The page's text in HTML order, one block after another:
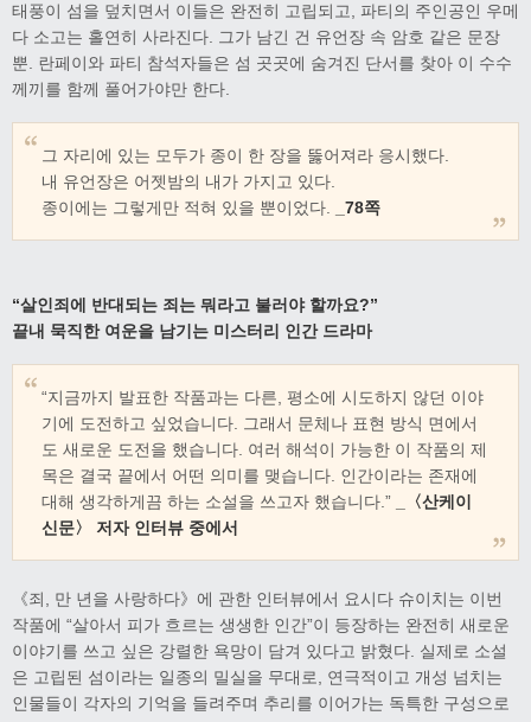
태풍이 섬을 덮치면서 이들은 완전히 고립되고, 파티의 주인공인 우메
다 소고는 홀연히 사라진다. 그가 남긴 건 유언장 속 암호 같은 문장
뿐. 란페이와 파티 참석자들은 섬 곳곳에 숨겨진 단서를 찾아 이 수수
께끼를 함께 풀어가야만 한다.
그 자리에 있는 모두가 종이 한 장을 뚫어져라 응시했다.
내 유언장은 어젯밤의 내가 가지고 있다.
종이에는 그렇게만 적혀 있을 뿐이었다.
_78쪽
“살인죄에 반대되는 죄는 뭐라고 불러야 할까요?”
끝내 묵직한 여운을 남기는 미스터리 인간 드라마
“지금까지 발표한 작품과는 다른, 평소에 시도하지 않던 이야
기에 도전하고 싶었습니다. 그래서 문체나 표현 방식 면에서
도 새로운 도전을 했습니다. 여러 해석이 가능한 이 작품의 제
목은 결국 끝에서 어떤 의미를 맺습니다. 인간이라는 존재에
대해 생각하게끔 하는 소설을 쓰고자 했습니다.” _〈산케이
신문〉 저자 인터뷰 중에서
《죄, 만 년을 사랑하다》에 관한 인터뷰에서 요시다 슈이치는 이번
작품에 “살아서 피가 흐르는 생생한 인간”이 등장하는 완전히 새로운
이야기를 쓰고 싶은 강렬한 욕망이 담겨 있다고 밝혔다. 실제로 소설
은 고립된 섬이라는 일종의 밀실을 무대로, 연극적이고 개성 넘치는
인물들이 각자의 기억을 들려주며 추리를 이어가는 독특한 구성으로